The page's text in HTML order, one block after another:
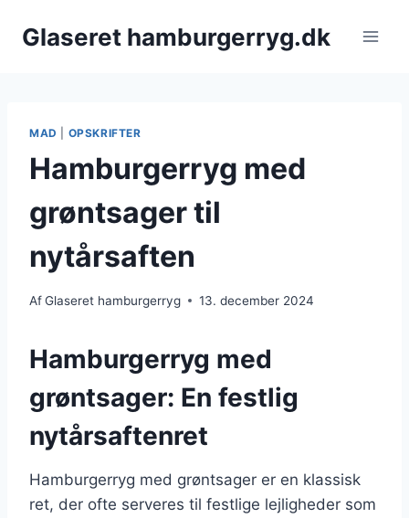
Glaseret hamburgerryg.dk
MAD OPSKRIFTER
Hamburgerryg med
grøntsager til
nytårsaften
AfGlaseret hamburgerryg 13. december 2024
Hamburgerryg med
grøntsager: En festlig
nytårsaftenret
Hamburgerryg med grøntsager er en klassisk
ret, der ofte serveres til festlige lejligheder som